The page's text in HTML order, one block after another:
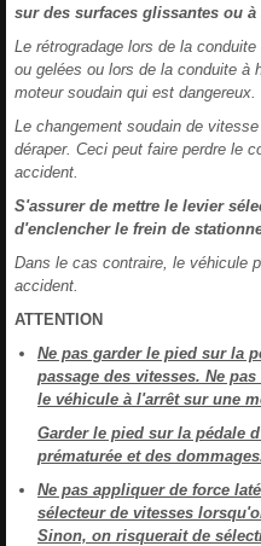
sur des surfaces glissantes ou à
Le rétrogradage lors de la
ou gelées ou lors de la conduite à
moteur soudain qui est dangereux.
Le changement soudain de
déraper. Ceci peut faire perdre le
accident.
S'assurer de mettre le levier
d'enclencher le frein de
Dans le cas contraire, le véhicule
accident.
ATTENTION
Ne pas garder le pied sur la
passage des vitesses. Ne
le véhicule à l'arrêt sur une
Garder le pied sur la pédale
prématurée et des
Ne pas appliquer de force
sélecteur de vitesses
Sinon, on risquerait de